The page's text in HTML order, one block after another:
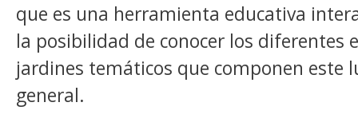
que es una herramienta educativa
la posibilidad de conocer los diferentes
jardines temáticos que componen este
general.